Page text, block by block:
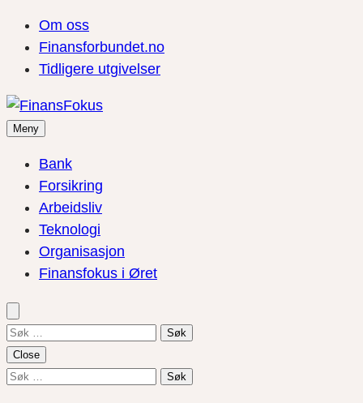
Om oss
Finansforbundet.no
Tidligere utgivelser
Meny
Bank
Forsikring
Arbeidsliv
Teknologi
Organisasjon
Finansfokus i Øret
Søk
etter:
Close
Søk